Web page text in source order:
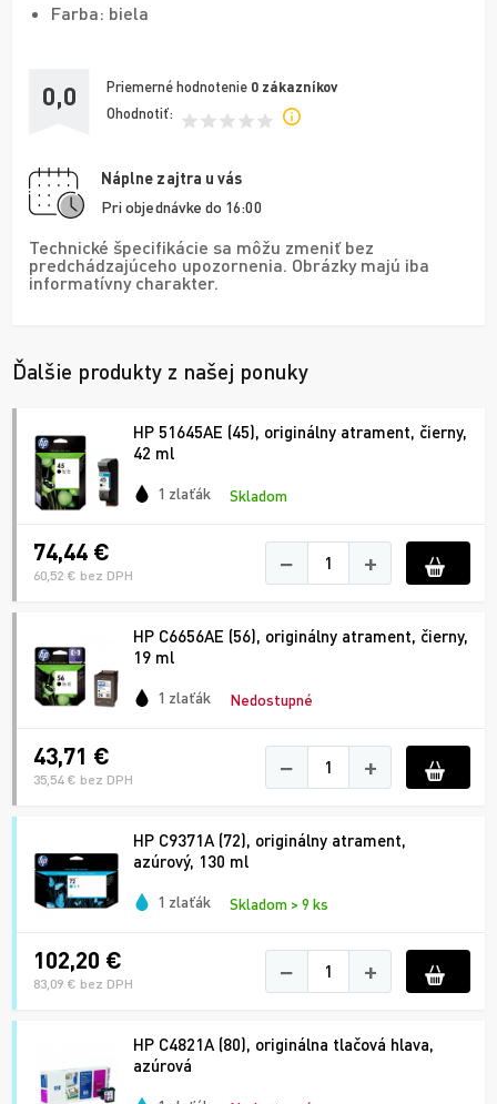
Farba: biela
0,0 Priemerné hodnotenie 0 zákazníkov
Ohodnotiť:
Náplne zajtra u vás
Pri objednávke do 16:00
Technické špecifikácie sa môžu zmeniť bez
predchádzajúceho upozornenia. Obrázky majú iba
informatívny charakter.
Ďalšie produkty z našej ponuky
HP 51645AE (45), originálny atrament, čierny,
42 ml
1 zlaťák Skladom
74,44 €
60,52 € bez DPH − +
HP C6656AE (56), originálny atrament, čierny,
19 ml
1 zlaťák Nedostupné
43,71 €
35,54 € bez DPH − +
HP C9371A (72), originálny atrament,
azúrový, 130 ml
1 zlaťák Skladom > 9 ks
102,20 €
83,09 € bez DPH − +
HP C4821A (80), originálna tlačová hlava,
azúrová